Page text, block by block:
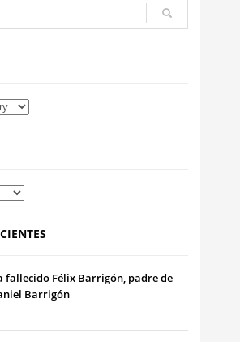
fallecido Félix Barrigón, padre de
Barrigón